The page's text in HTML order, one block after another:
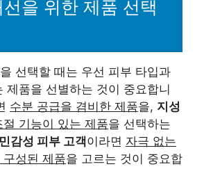
을 위한 제품 선택
선택할 때는 우선 피부 타입과
제품을 선별하는 것이 중요합니
수분 공급을 겸비한 제품을, 지성
절 기능이 있는 제품을 선택하는
민감성 피부 고객이라면 자극 없는
성된 제품을 고르는 것이 중요합